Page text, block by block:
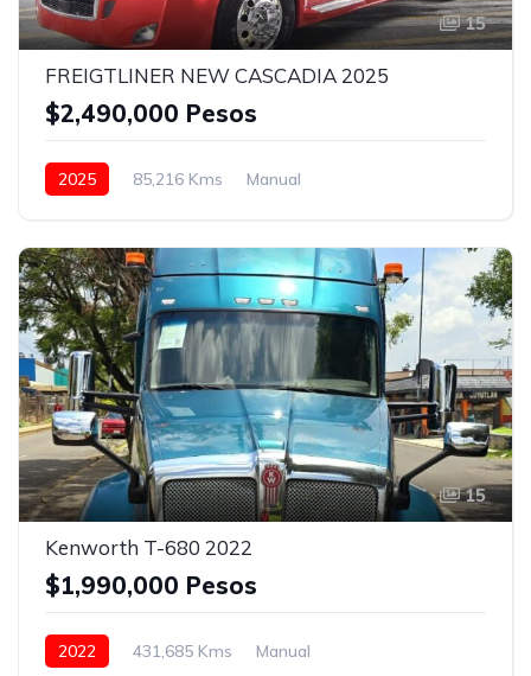
15
FREIGTLINER NEW CASCADIA 2025
$2,490,000 Pesos
2025 85,216 Kms
Manual
Bolsas de Aire
Espejos de amplitud
Faros de niebla
Frenos ABS
Aire Acondicionado
Asientos neumáticos
Bluetooth
Puerto USB
Radio / Estereo
Rojo
15
Kenworth T-680 2022
$1,990,000 Pesos
2022 431,685 Kms
Manual